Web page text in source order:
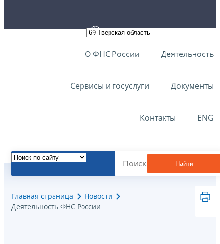
О ФНС России Деятельность
Сервисы и госуслуги Документы
Контакты ENG
Найти
Главная страница
Новости
Деятельность ФНС России